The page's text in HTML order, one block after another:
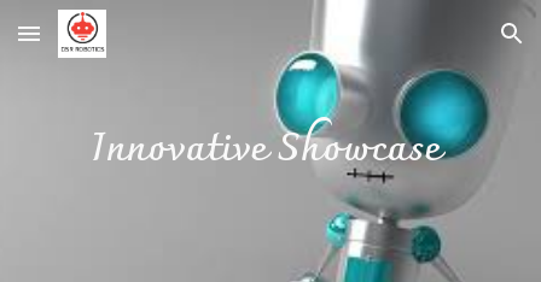
Skip to main content Skip to navigation
Innovative Showcase